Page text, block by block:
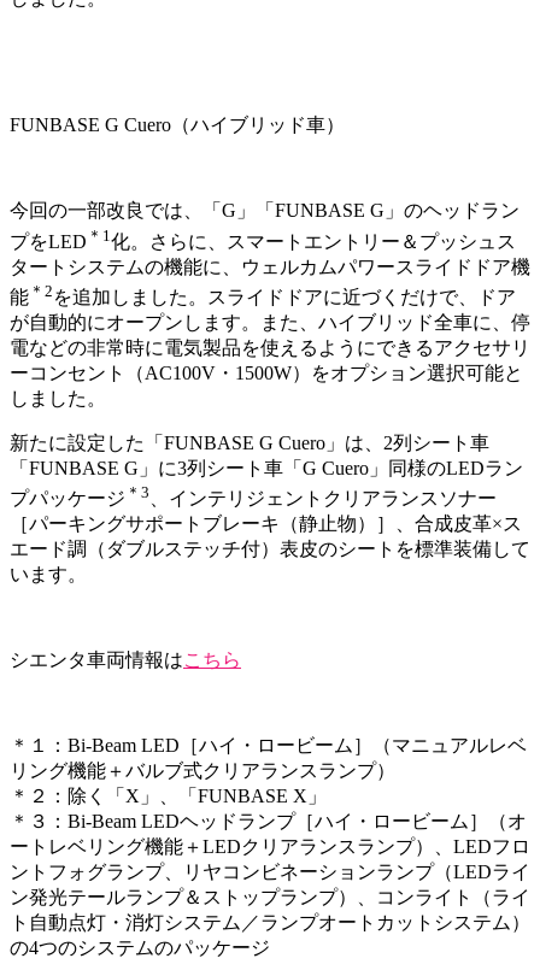
FUNBASE G Cuero（ハイブリッド車）
今回の一部改良では、「G」「FUNBASE G」のヘッドラン
プをLED ＊1 化。さらに、スマートエントリー＆プッシュス
タートシステムの機能に、ウェルカムパワースライドドア機
能 ＊2 を追加しました。スライドドアに近づくだけで、ドア
が自動的にオープンします。また、ハイブリッド全車に、停
電などの非常時に電気製品を使えるようにできるアクセサリ
ーコンセント（AC100V・1500W）をオプション選択可能と
しました。
新たに設定した「FUNBASE G Cuero」は、2列シート車
「FUNBASE G」に3列シート車「G Cuero」同様のLEDラン
プパッケージ ＊3
、インテリジェントクリアランスソナー
［パーキングサポートブレーキ（静止物）］、合成皮革×ス
エード調（ダブルステッチ付）表皮のシートを標準装備して
います。
シエンタ車両情報はこちら
＊１：Bi-Beam LED ［ハイ・ロービーム］
（マニュアルレベ
リング機能＋バルブ式クリアランスランプ）
＊２：除く「X」、「FUNBASE X」
＊３：Bi-Beam LEDヘッドランプ［ハイ・ロービーム］
（オ
ートレベリング機能＋LEDクリアランスランプ）、 LEDフロ
ントフォグランプ、
リヤコンビネーションランプ（LEDライ
ン発光テールランプ＆ ストップランプ）、 コンライト
（ライ
ト自動点灯・ 消灯システム／ランプオートカットシステム）
の4つのシステムのパッケージ